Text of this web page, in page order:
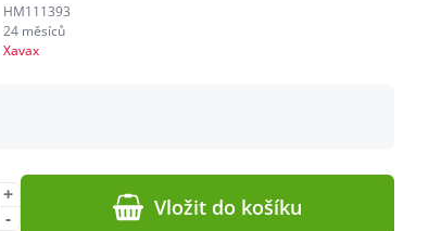
HM111393
24 měsíců
Xavax
-
+ Vložit do košíku